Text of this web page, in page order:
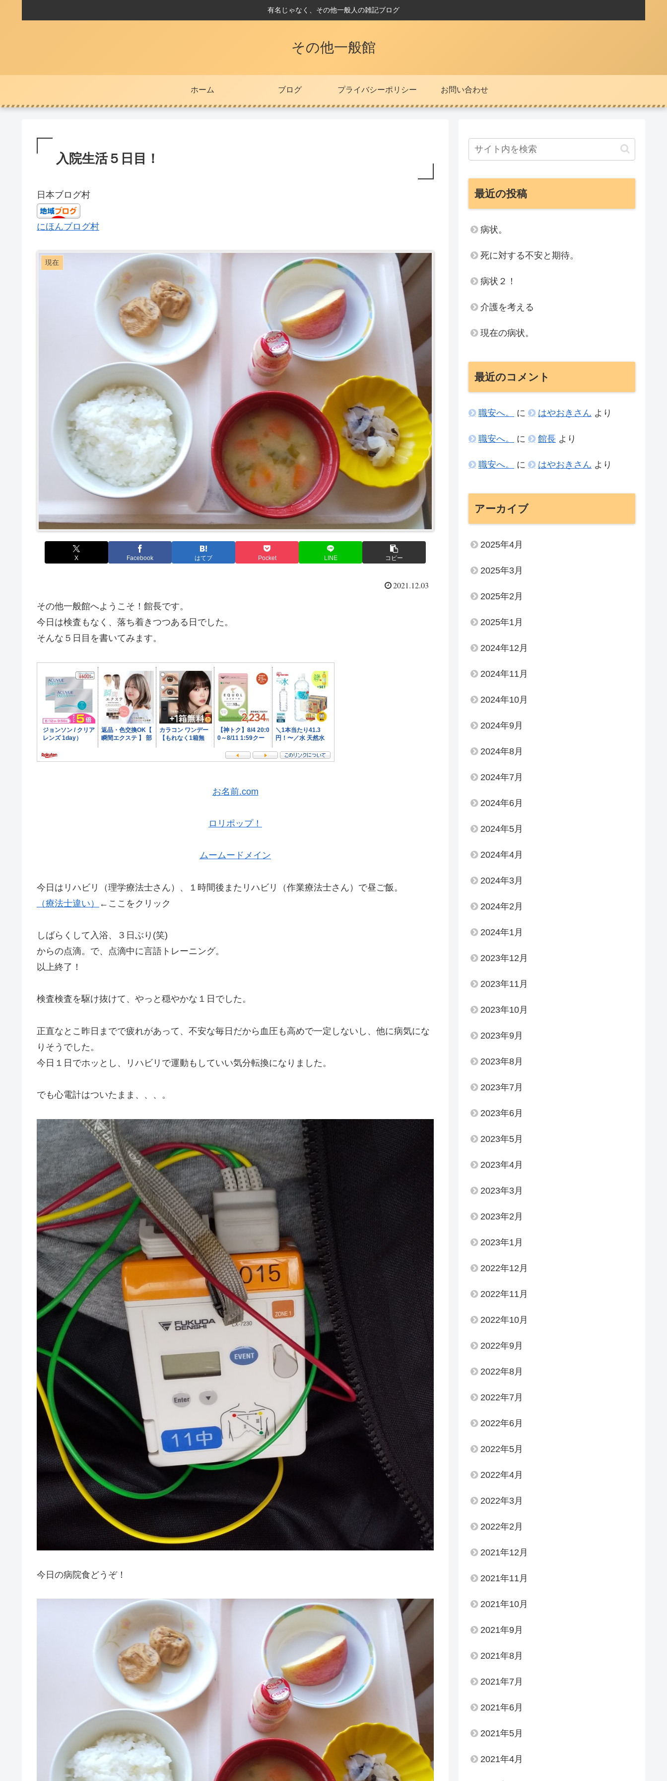
有名じゃなく、その他一般人の雑記ブログ
その他一般館
ホーム ブログ プライバシーポリシー お問い合わせ
入院生活５日目！
日本ブログ村
にほんブログ村
現在
X Facebook はてブ Pocket LINE コピー
2021.12.03
その他一般館へようこそ！館長です。
今日は検査もなく、落ち着きつつある日でした。
そんな５日目を書いてみます。
お名前.com
ロリポップ！
ムームードメイン
今日はリハビリ（理学療法士さん）、１時間後またリハビリ（作業療法士さん）で昼ご飯。
（療法士違い）
←ここをクリック
しばらくして入浴、３日ぶり(笑)
からの点滴。で、点滴中に言語トレーニング。
以上終了！
検査検査を駆け抜けて、やっと穏やかな１日でした。
正直なとこ昨日までで疲れがあって、不安な毎日だから血圧も高めで一定しないし、他に病気にな
りそうでした。
今日１日でホッとし、リハビリで運動もしていい気分転換になりました。
でも心電計はついたまま、、、。
今日の病院食どうぞ！
最近の投稿
病状。
死に対する不安と期待。
病状２！
介護を考える
現在の病状。
最近のコメント
職安へ。 に はやおきさん より
職安へ。 に 館長 より
職安へ。 に はやおきさん より
アーカイブ
2025年4月
2025年3月
2025年2月
2025年1月
2024年12月
2024年11月
2024年10月
2024年9月
2024年8月
2024年7月
2024年6月
2024年5月
2024年4月
2024年3月
2024年2月
2024年1月
2023年12月
2023年11月
2023年10月
2023年9月
2023年8月
2023年7月
2023年6月
2023年5月
2023年4月
2023年3月
2023年2月
2023年1月
2022年12月
2022年11月
2022年10月
2022年9月
2022年8月
2022年7月
2022年6月
2022年5月
2022年4月
2022年3月
2022年2月
2021年12月
2021年11月
2021年10月
2021年9月
2021年8月
2021年7月
2021年6月
2021年5月
2021年4月